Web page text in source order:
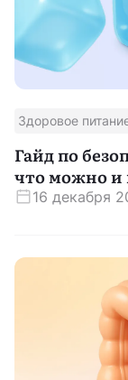
Здоровое
Гайд по
что можно и
16 декабря